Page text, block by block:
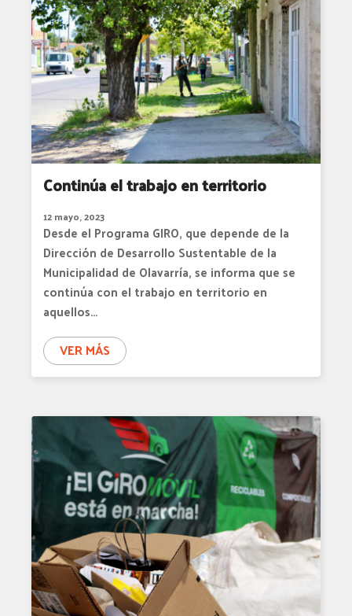
Continúa el trabajo en territorio
12 mayo, 2023
Desde el Programa GIRO, que depende de la
Dirección de Desarrollo Sustentable de la
Municipalidad de Olavarría, se informa que se
continúa con el trabajo en territorio en
aquellos…
VER MÁS